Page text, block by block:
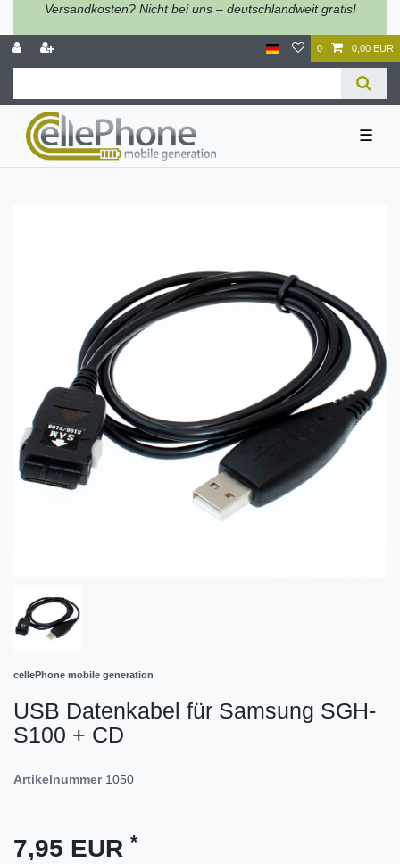
Versandkosten? Nicht bei uns – deutschlandweit gratis!
0 0,00 EUR
☰
cellePhone mobile generation
USB Datenkabel für Samsung SGH-
S100 + CD
Artikelnummer 1050
7,95 EUR *